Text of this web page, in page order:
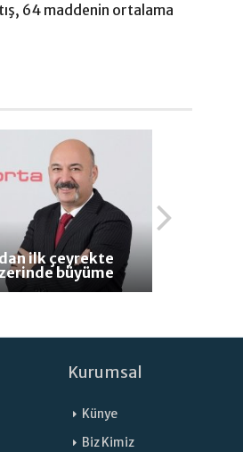
64 maddenin ortalama
ilk çeyrekte
büyüme
Kurumsal
Künye
Biz Kimiz